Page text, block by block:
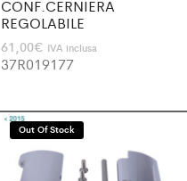
CONF.CERNIERA
REGOLABILE
61,00€ IVA inclusa
37R019177
Out Of Stock